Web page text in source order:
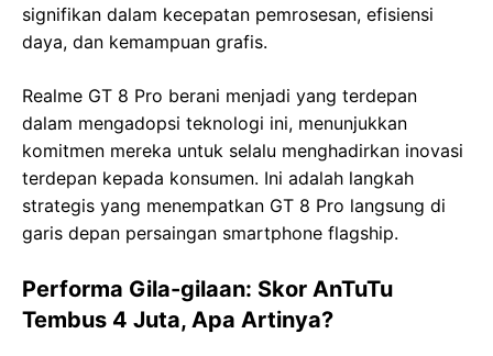
signifikan dalam kecepatan pemrosesan, efisiensi
daya, dan kemampuan grafis.
Realme GT 8 Pro berani menjadi yang terdepan
dalam mengadopsi teknologi ini, menunjukkan
komitmen mereka untuk selalu menghadirkan inovasi
terdepan kepada konsumen. Ini adalah langkah
strategis yang menempatkan GT 8 Pro langsung di
garis depan persaingan smartphone flagship.
Performa Gila-gilaan: Skor AnTuTu
Tembus 4 Juta, Apa Artinya?